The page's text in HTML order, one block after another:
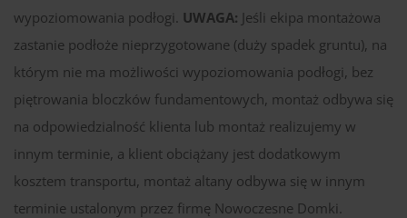
wypoziomowania podłogi. UWAGA: Jeśli ekipa montażowa
zastanie podłoże nieprzygotowane (duży spadek gruntu), na
którym nie ma możliwości wypoziomowania podłogi, bez
piętrowania bloczków fundamentowych, montaż odbywa się
na odpowiedzialność klienta lub montaż realizujemy w
innym terminie, a klient obciążany jest dodatkowym
kosztem transportu, montaż altany odbywa się w innym
terminie ustalonym przez firmę Nowoczesne Domki.